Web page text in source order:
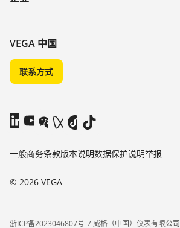
化学稳定性列表
介电常数列表
TeamViewer
关于 VEGA
联系我们
新闻
媒体
博客
VEGA 中国
联系方式
© 2026 VEGA
一般商务条款版本说明数据保护说明举报
浙ICP备2023046807号-7 威格（中国）仪表有限公司